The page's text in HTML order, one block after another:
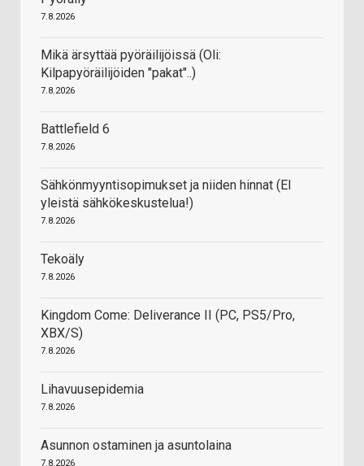
7.8.2026
Mikä ärsyttää pyöräilijöissä (Oli:
Kilpapyöräilijöiden "pakat"..)
7.8.2026
Battlefield 6
7.8.2026
Sähkönmyyntisopimukset ja niiden hinnat (EI
yleistä sähkökeskustelua!)
7.8.2026
Tekoäly
7.8.2026
Kingdom Come: Deliverance II (PC, PS5/Pro,
XBX/S)
7.8.2026
Lihavuusepidemia
7.8.2026
Asunnon ostaminen ja asuntolaina
7.8.2026